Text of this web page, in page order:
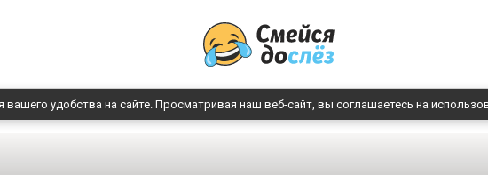
удобства на сайте. Просматривая наш веб-сайт, вы соглашаетесь на